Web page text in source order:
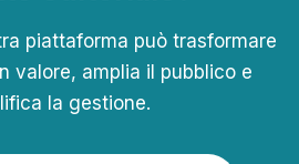
piattaforma può trasformare
valore, amplia il pubblico e
la gestione.